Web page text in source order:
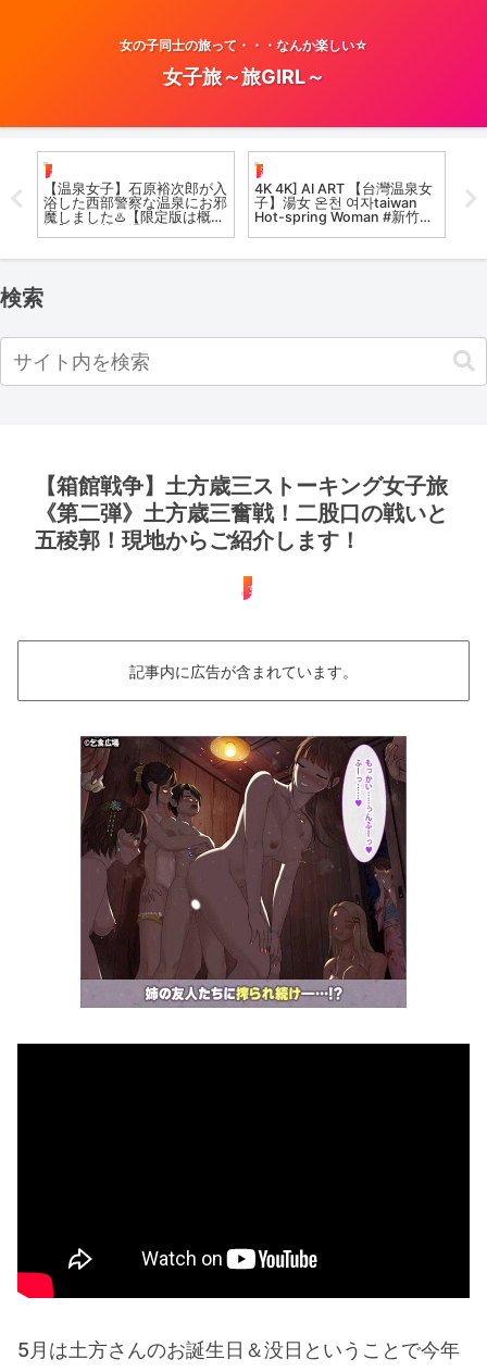
女の子同士の旅って・・・なんか楽しい☆
女子旅～旅GIRL～
お風呂女子こての
【温泉女子】石原裕次郎が入
浴した西部警察な温泉にお邪
魔しました♨️【限定版は概要
spring culture
温泉女子
4K 4K] AI ART 【台灣温泉女
子】湯女 온천 여자taiwan
Hot-spring Woman #新竹尖
【
天
溫
検索
【箱館戦争】土方歳三ストーキング女子旅
《第二弾》土方歳三奮戦！二股口の戦いと
五稜郭！現地からご紹介します！
女子旅
記事内に広告が含まれています。
5月は土方さんのお誕生日＆没日ということで今年